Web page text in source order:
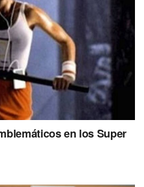
en los Super